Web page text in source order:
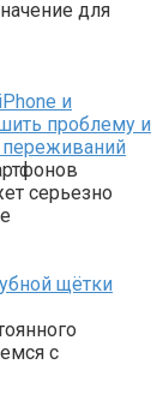
для
и
проблему и
серьезно
щётки
с